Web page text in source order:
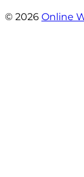
© 2026 Online